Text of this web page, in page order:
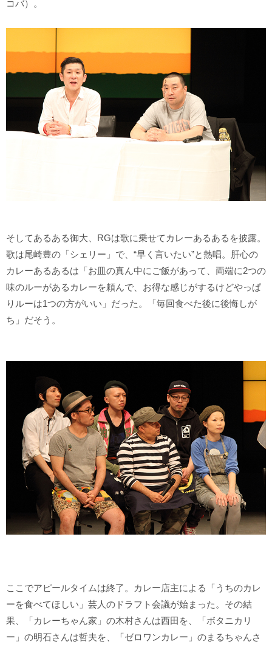
コバ）。
そしてあるある御大、RGは歌に乗せてカレーあるあるを披露。
歌は尾崎豊の「シェリー」で、“早く言いたい”と熱唱。肝心の
カレーあるあるは「お皿の真ん中にご飯があって、両端に2つの
味のルーがあるカレーを頼んで、お得な感じがするけどやっぱ
りルーは1つの方がいい」だった。「毎回食べた後に後悔しが
ち」だそう。
ここでアピールタイムは終了。カレー店主による「うちのカレ
ーを食べてほしい」芸人のドラフト会議が始まった。その結
果、「カレーちゃん家」の木村さんは西田を、「ボタニカリ
ー」の明石さんは哲夫を、「ゼロワンカレー」のまるちゃんさ